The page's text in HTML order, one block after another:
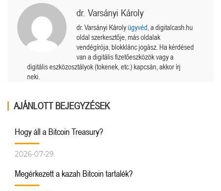
dr. Varsányi Károly
dr. Varsányi Károlyügyvéd , a digitalcash.hu
oldal szerkesztője, más oldalak
vendégírója, blokklánc jogász. Ha kérdésed
van a digitális fizetőeszközök vagy a
digitális eszközosztályok (tokenek, etc.) kapcsán, akkor írj
neki.
AJÁNLOTT BEJEGYZÉSEK
Hogy áll a Bitcoin Treasury?
2026-07-29
Megérkezett a kazah Bitcoin tartalék?